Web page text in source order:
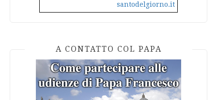
santodelgiorno.it
A CONTATTO COL PAPA